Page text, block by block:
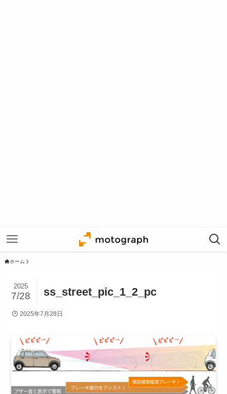
ホーム
ss_street_pic_1_2_pc
2025
7/28
2025年7月28日